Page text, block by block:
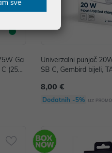
Ga
(25W
Univerzalni punjač
SB C, Gembird bijeli,
8,00 €
Dodatnih -5% uz
sve